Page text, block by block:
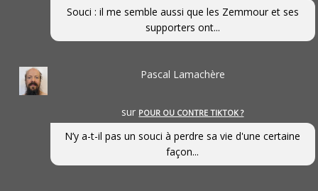
Souci : il me semble aussi que les Zemmour et ses
supporters ont...
Pascal Lamachère
sur POUR OU CONTRE TIKTOK ?
N’y a-t-il pas un souci à perdre sa vie d'une certaine
façon...